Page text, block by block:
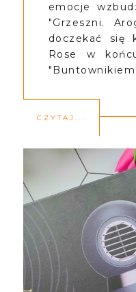
emocje
"Grzeszni.
doczekać się
Rose w
CZYTAJ...